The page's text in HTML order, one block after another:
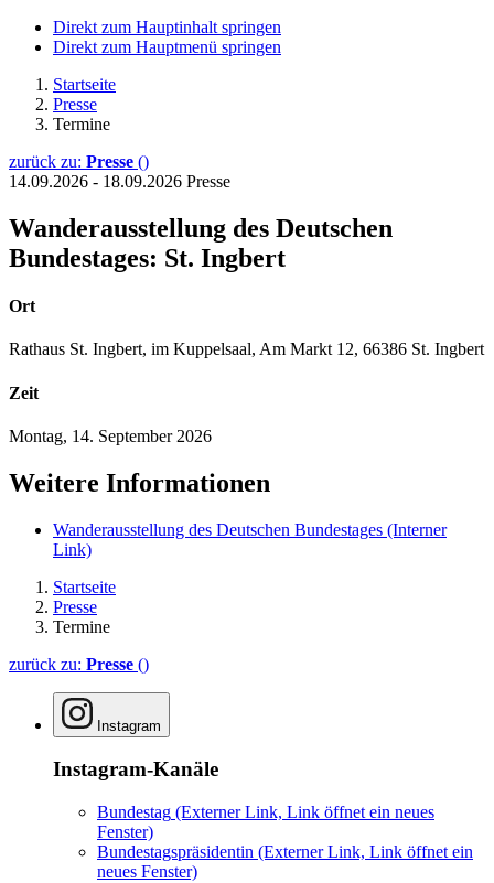
Direkt zum Hauptinhalt springen
Direkt zum Hauptmenü springen
Startseite
Presse
Termine
zurück zu: Presse ()
14.09.2026 - 18.09.2026 Presse
Wanderausstellung des Deutschen
Bundestages: St. Ingbert
Ort
Rathaus St. Ingbert, im Kuppelsaal, Am Markt 12, 66386 St. Ingbert
Zeit
Montag, 14. September 2026
Weitere Informationen
Wanderausstellung des Deutschen Bundestages (Interner
Link)
Startseite
Presse
Termine
zurück zu: Presse ()
Instagram
Instagram-Kanäle
Bundestag (Externer Link, Link öffnet ein neues
Fenster)
Bundestagspräsidentin (Externer Link, Link öffnet ein
neues Fenster)